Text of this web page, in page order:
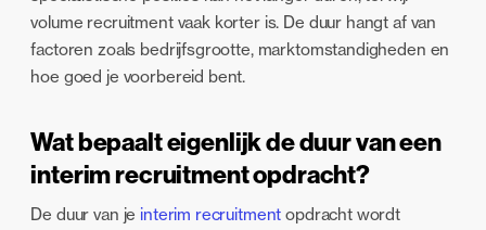
volume recruitment vaak korter is. De duur hangt af van
factoren zoals bedrijfsgrootte, marktomstandigheden en
hoe goed je voorbereid bent.
Wat bepaalt eigenlijk de duur van een
interim recruitment opdracht?
De duur van je interim recruitment opdracht wordt